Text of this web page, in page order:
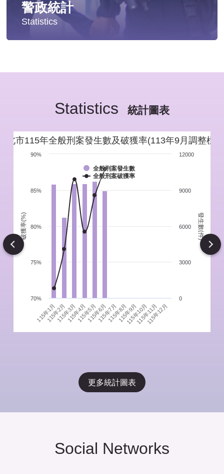
警政統計
Statistics
新北市重要警政統計指標
警政性別統計
警政統計通報
警政統計懶人包
Statistics 統計圖表
破獲率(%) 發生數(件)
北市115年全般刑案發生數及破獲率(113年9月調整標
全般刑案發生數
全般刑案破獲率
115年1月
115年2月115年3月115年4月115年5月115年6月115年7月115年8月115年9月
115年10月
115年11月
115年12月
70%
75%
80%
85%
90%
0
3000
6000
9000
12000
更多統計圖表
Social Networks